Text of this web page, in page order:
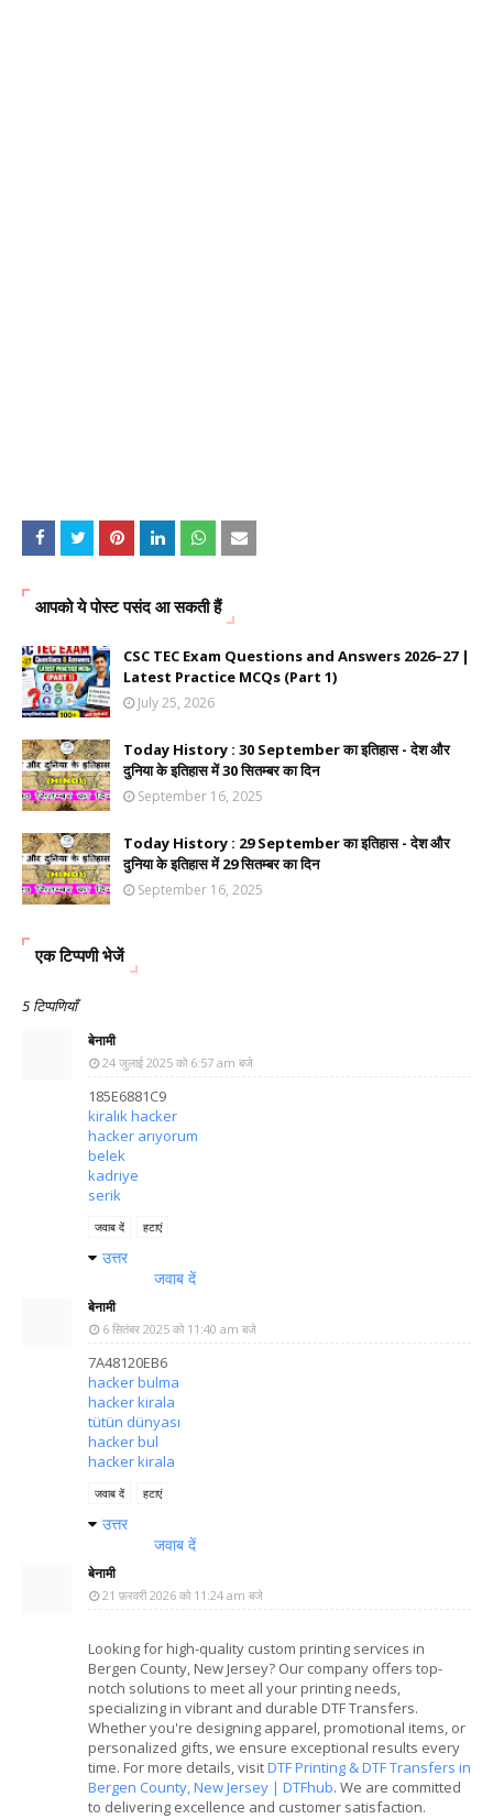
आपको ये पोस्ट पसंद आ सकती हैं
CSC TEC Exam Questions and Answers 2026–27 |
Latest Practice MCQs (Part 1)
July 25, 2026
Today History : 30 September का इतिहास - देश और
दुनिया के इतिहास में 30 सितम्बर का दिन
September 16, 2025
Today History : 29 September का इतिहास - देश और
दुनिया के इतिहास में 29 सितम्बर का दिन
September 16, 2025
एक टिप्पणी भेजें
5 टिप्पणियाँ
बेनामी
24 जुलाई 2025 को 6:57 am बजे
185E6881C9
kiralık hacker
hacker arıyorum
belek
kadriye
serik
जवाब दें हटाएं
उत्तर
जवाब दें
बेनामी
6 सितंबर 2025 को 11:40 am बजे
7A48120EB6
hacker bulma
hacker kirala
tütün dünyası
hacker bul
hacker kirala
जवाब दें हटाएं
उत्तर
जवाब दें
बेनामी
21 फ़रवरी 2026 को 11:24 am बजे
Looking for high-quality custom printing services in
Bergen County, New Jersey? Our company offers top-
notch solutions to meet all your printing needs,
specializing in vibrant and durable DTF Transfers.
Whether you're designing apparel, promotional items, or
personalized gifts, we ensure exceptional results every
time. For more details, visitDTF Printing & DTF Transfers in
Bergen County, New Jersey | DTFhub. We are committed
to delivering excellence and customer satisfaction.